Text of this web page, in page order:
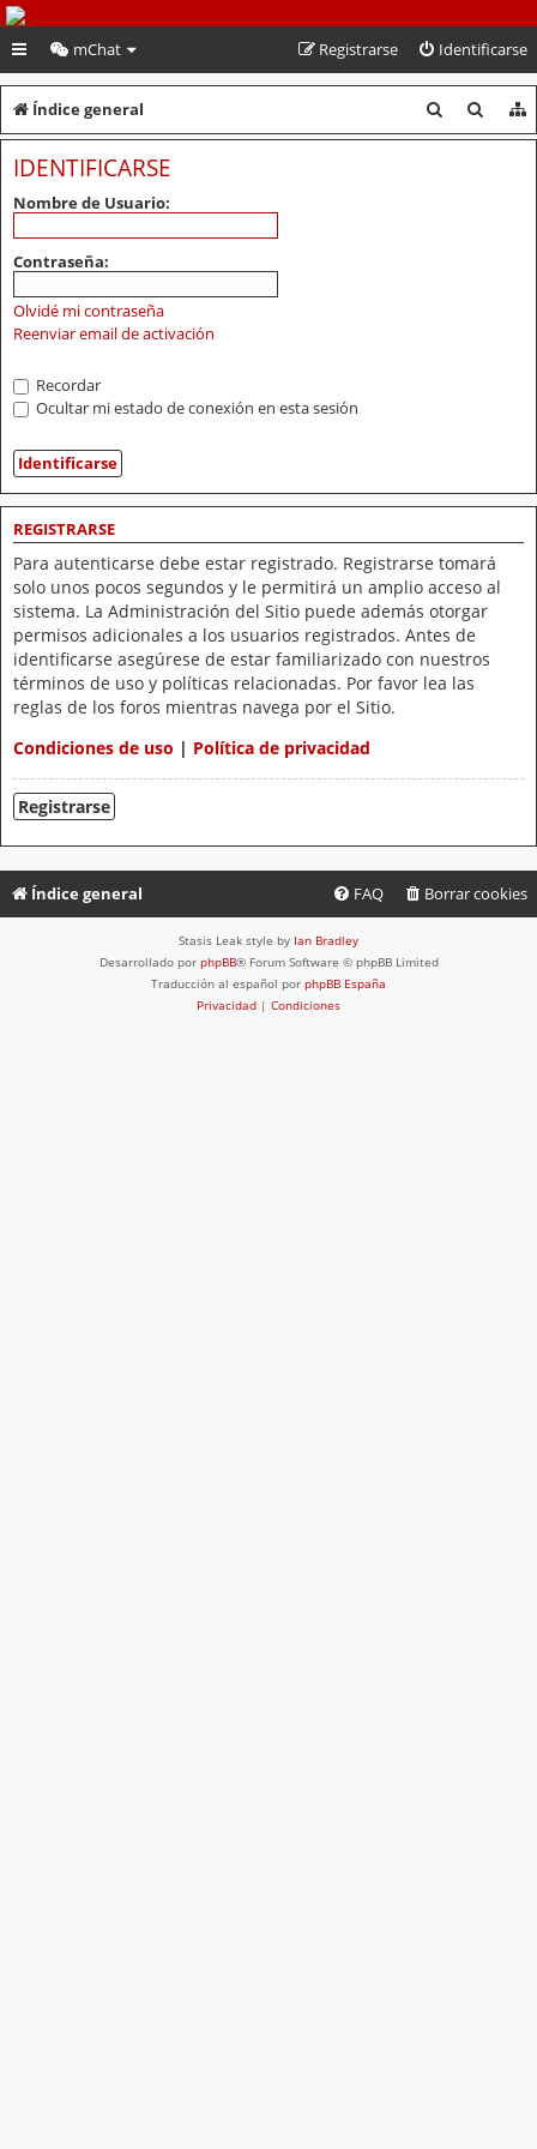
PeruVoley.com
mChat Identificarse
Registrarse
Índice general
u
u
IDENTIFICARSE
Nombre de Usuario:
Contraseña:
Olvidé mi contraseña
Reenviar email de activación
Recordar
Ocultar mi estado de conexión en esta sesión
REGISTRARSE
Para autenticarse debe estar registrado. Registrarse tomará
solo unos pocos segundos y le permitirá un amplio acceso al
sistema. La Administración del Sitio puede además otorgar
permisos adicionales a los usuarios registrados. Antes de
identificarse asegúrese de estar familiarizado con nuestros
términos de uso y políticas relacionadas. Por favor lea las
reglas de los foros mientras navega por el Sitio.
Condiciones de uso | Política de privacidad
Registrarse
Índice general Borrar cookies
FAQ
Stasis Leak style by Ian Bradley
Desarrollado por phpBB® Forum Software © phpBB Limited
Traducción al español por phpBB España
Privacidad | Condiciones